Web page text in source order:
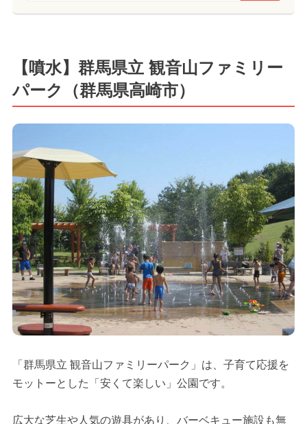
【噴水】群馬県立 観音山ファミリー
パーク（群馬県高崎市）
「群馬県立 観音山ファミリーパーク」は、子育て応援を
モットーとした「安くて楽しい」公園です。
広大な芝生や人気の遊具があり、バーベキュー施設も無